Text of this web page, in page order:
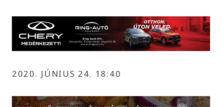
2020. JÚNIUS 24. 18:40